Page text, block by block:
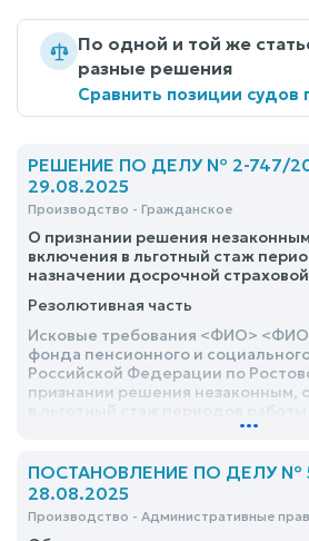
По одной и той же
разные решения
Сравнить позиции судов
РЕШЕНИЕ ПО ДЕЛУ № 2-747/
29.08.2025
Производство - Гражданское
О признании решения
включения в льготный стаж
назначении досрочной
Резолютивная часть
Исковые требования <ФИО>
фонда пенсионного и
Российской Федерации по
признании решения незаконным,
досрочной страховой пенсии
...
ПОСТАНОВЛЕНИЕ ПО ДЕЛУ №
28.08.2025
Производство - Административные